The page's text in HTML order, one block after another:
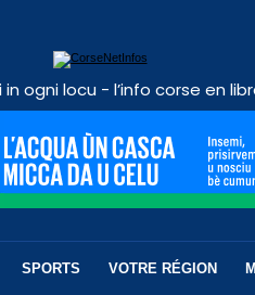
in ogni locu - l’info corse en
SPORTS VOTRE RÉGION